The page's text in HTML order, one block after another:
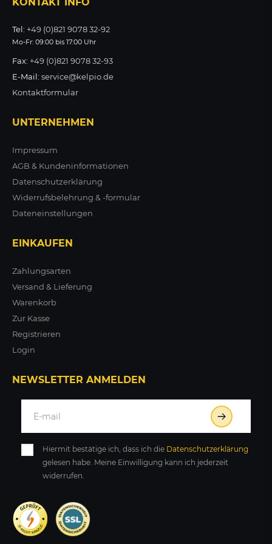
Tel: +49 (0)821 9078 32-92
Mo-Fr: 09:00 bis 17:00 Uhr
Fax: +49 (0)821 9078 32-93
E-Mail: service@kelpio.de
Kontaktformular
UNTERNEHMEN
Impressum
AGB & Kundeninformationen
Datenschutzerklärung
Widerrufsbelehrung & -formular
Dateneinstellungen
EINKAUFEN
Zahlungsarten
Versand & Lieferung
Warenkorb
Zur Kasse
Registrieren
Login
NEWSLETTER ANMELDEN
Hiermit bestätige ich, dass ich die Daten­schutz­erklärung
gelesen habe. Meine Einwilligung kann ich jederzeit
widerrufen.